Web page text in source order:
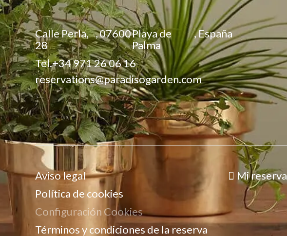
Calle Perla,
28
,07600
,Playa de
Palma
,España
Tel.+34 971 26 06 16
reservations@paradisogarden.com
Aviso legal
Política de cookies
Configuración Cookies
Términos y condiciones de la reserva
Mi reserva